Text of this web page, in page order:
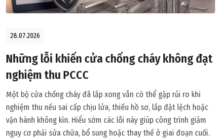
28.07.2026
Những lỗi khiến cửa chống cháy không đạt
nghiệm thu PCCC
Một bộ cửa chống cháy đã lắp xong vẫn có thể gặp rủi ro khi
nghiệm thu nếu sai cấp chịu lửa, thiếu hồ sơ, lắp đặt lệch hoặc
vận hành không kín. Hiểu sớm các lỗi này giúp công trình giảm
nguy cơ phải sửa chữa, bổ sung hoặc thay thế ở giai đoạn cuối.